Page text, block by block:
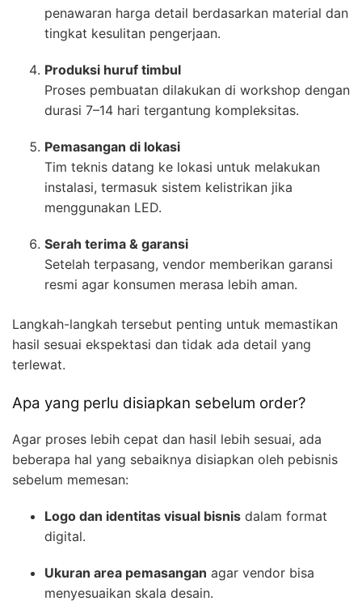
penawaran harga detail berdasarkan material dan
tingkat kesulitan pengerjaan.
Produksi huruf timbul
Proses pembuatan dilakukan di workshop dengan
durasi 7–14 hari tergantung kompleksitas.
Pemasangan di lokasi
Tim teknis datang ke lokasi untuk melakukan
instalasi, termasuk sistem kelistrikan jika
menggunakan LED.
Serah terima & garansi
Setelah terpasang, vendor memberikan garansi
resmi agar konsumen merasa lebih aman.
Langkah-langkah tersebut penting untuk memastikan
hasil sesuai ekspektasi dan tidak ada detail yang
terlewat.
Apa yang perlu disiapkan sebelum order?
Agar proses lebih cepat dan hasil lebih sesuai, ada
beberapa hal yang sebaiknya disiapkan oleh pebisnis
sebelum memesan:
Logo dan identitas visual bisnis dalam format
digital.
Ukuran area pemasangan agar vendor bisa
menyesuaikan skala desain.